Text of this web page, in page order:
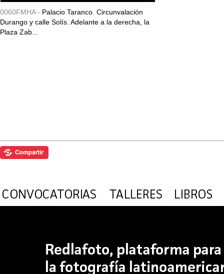
0060FMHA - Palacio Taranco. Circunvalación
Durango y calle Solís. Adelante a la derecha, la
Plaza Zab...